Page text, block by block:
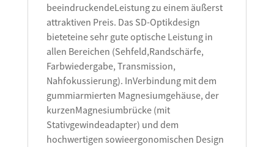
beeindruckendeLeistung zu einem äußerst
attraktiven Preis. Das SD-Optikdesign
bieteteine sehr gute optische Leistung in
allen Bereichen (Sehfeld,Randschärfe,
Farbwiedergabe, Transmission,
Nahfokussierung). InVerbindung mit dem
gummiarmierten Magnesiumgehäuse, der
kurzenMagnesiumbrücke (mit
Stativgewindeadapter) und dem
hochwertigen sowieergonomischen Design